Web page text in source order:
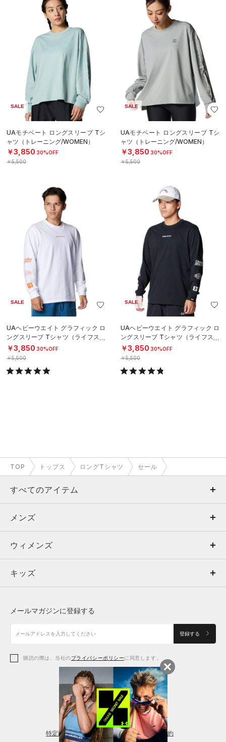
SALE
UAモチベート ロングスリーブ Tシ
ャツ（トレーニング/WOMEN）
￥3,850 30%OFF
￥5,500
SALE
UAモチベート ロングスリーブ Tシ
ャツ（トレーニング/WOMEN）
￥3,850 30%OFF
￥5,500
SALE
UAヘビーウエイト グラフィック ロ
ングスリーブ Tシャツ（ライフスタ
イル/MEN）
￥3,850 30%OFF
￥5,500
SALE
UAヘビーウエイト グラフィック ロ
ングスリーブ Tシャツ（ライフスタ
イル/MEN）
￥3,850 30%OFF
￥5,500
TOP トップス ロングTシャツ セール
すべてのアイテム
メンズ
ウィメンズ
キッズ
アクセサリー
メンズ
トップス
ボトムス
アクセサリー
ウィメンズ
トップス
シューズ
アクセサリー
レギンス＆タイツ
キッズ
シューズ
メールマガジンに登録する
登録する
購読の際は、当社のプライバシーポリシーに同意します。
特定商取引法に基づく通販の表記 会員規約